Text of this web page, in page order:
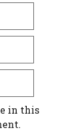
in this